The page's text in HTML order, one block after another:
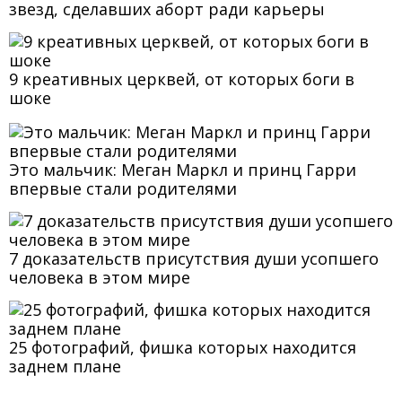
звезд, сделавших аборт ради карьеры
9 креативных церквей, от которых боги в
шоке
Это мальчик: Меган Маркл и принц Гарри
впервые стали родителями
7 доказательств присутствия души усопшего
человека в этом мире
25 фотографий, фишка которых находится
заднем плане